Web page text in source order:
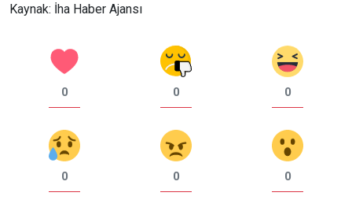
Kaynak: İha Haber Ajansı
0 0 0
0 0 0